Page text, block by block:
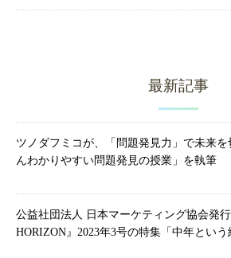
最新記事
ツノダフミコが、「問題発見力」で未来
んわかりやすい問題発見の授業」を執筆
公益社団法人 日本マーケティング協会発
HORIZON』2023年3号の特集「中年とい